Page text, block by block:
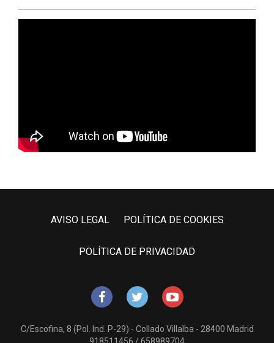
AVISO LEGAL POLÍTICA DE COOKIES
POLÍTICA DE PRIVACIDAD
C/Escofina, 8 (Pol. Ind. P-29) - Collado Villalba - 28400 Madrid